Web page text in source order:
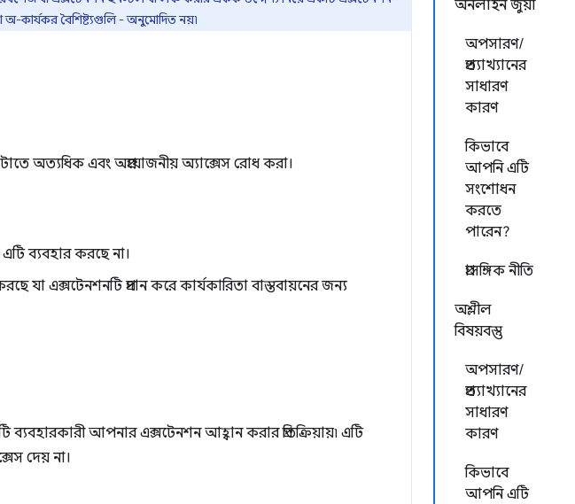
অনলাইন জুয়া
অপসারণ/
প্রত্যাখ্যানের
সাধারণ
কারণ
কিভাবে
আপনি এটি
সংশোধন
করতে
পারেন?
প্রাসঙ্গিক নীতি
অশ্লীল
বিষয়বস্তু
অপসারণ/
প্রত্যাখ্যানের
সাধারণ
কারণ
কিভাবে
আপনি এটি
কার্যকর বৈশিষ্ট্যগুলি - অনুমোদিত নয়৷
অত্যধিক এবং অপ্রয়োজনীয় অ্যাক্সেস রোধ করা।
ব্যবহার করছে না।
এক্সটেনশনটি প্রদান করে কার্যকারিতা বাস্তবায়নের জন্য
আপনার এক্সটেনশন আহ্বান করার প্রতিক্রিয়ায়৷ এটি
দেয় না।